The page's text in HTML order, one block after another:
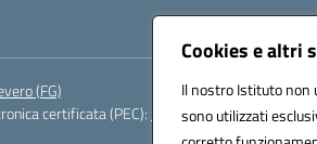
Cookies e altri
Il nostro Istituto non
sono utilizzati
(FG)
certificata (PEC):